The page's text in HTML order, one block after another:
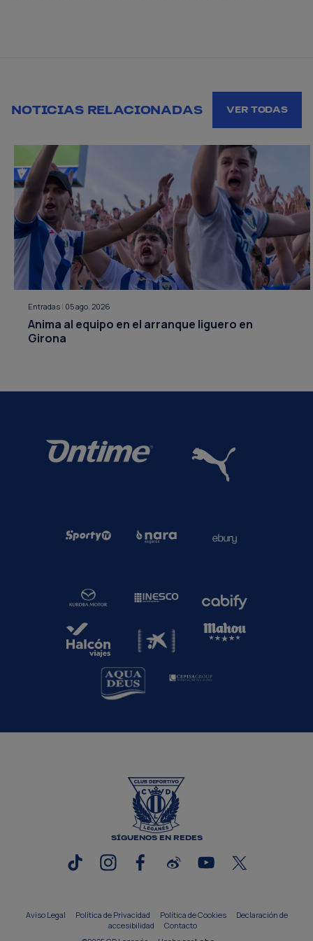
NOTICIAS RELACIONADAS VER TODAS
Entradas | 05 ago. 2026
Anima al equipo en el arranque liguero en
Girona
SÍGUENOS EN REDES
Aviso Legal Política de Privacidad Política de Cookies
Declaración de
accesibilidad
Contacto